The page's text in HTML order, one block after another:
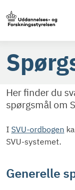
Her finder du
spørgsmål om
I SVU-ordbogen
SVU-systemet.
Generelle